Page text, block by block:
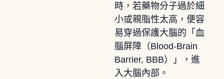
時，若藥物分子過於細
小或親脂性太高，便容
易穿過保護大腦的「血
腦屏障（Blood-Brain
Barrier, BBB）」，進
入大腦內部。